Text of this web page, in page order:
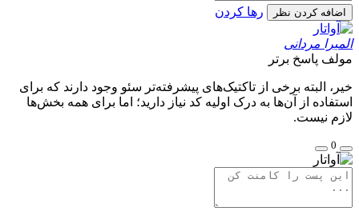
اضافه کردن نظر رها کردن
المیرا مردانی
مولف پاسخ برتر
خیر، البته برخی از تاکتیک‌های پیشرفته‌تر سئو وجود دارند که برای
استفاده از آن‌ها به درک اولیه کد نیاز دارید؛ اما برای همه بخش‌ها
لازم نیست.
0